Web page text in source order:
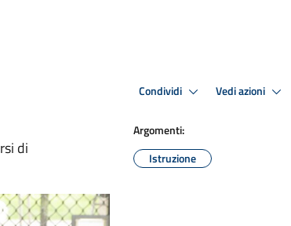
di
Condividi Vedi azioni
Argomenti:
Istruzione